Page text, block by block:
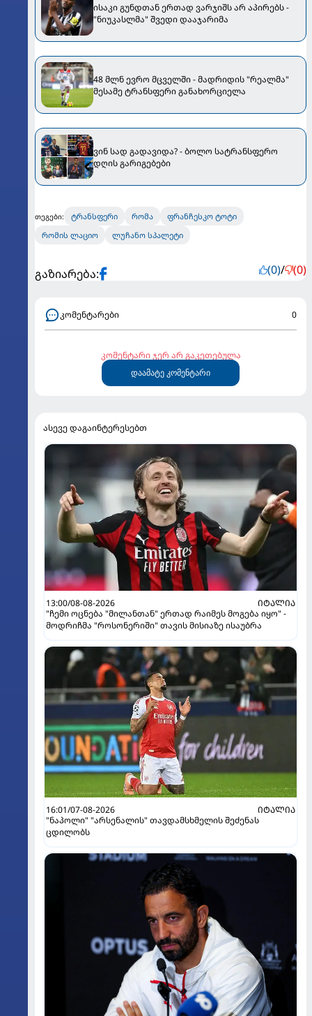
ისაკი გუნდთან ერთად ვარჯიშს არ აპირებს -
"ნიუკასლმა" შვედი დააჯარიმა
48 მლნ ევრო მცველში - მადრიდის "რეალმა"
მესამე ტრანსფერი განახორციელა
ვინ სად გადავიდა? - ბოლო სატრანსფერო
დღის გარიგებები
თეგები: ტრანსფერი რომა
ფრანჩესკო ტოტი
რომის ლაციო
ლუჩანო სპალეტი
გაზიარება: (0)/ (0)
კომენტარები 0
კომენტარი ჯერ არ გაკეთებულა
დაამატე კომენტარი
ასევე დაგაინტერესებთ
13:00/08-08-2026
ᲘᲢᲐᲚᲘᲐ
"ჩემი ოცნება "მილანთან" ერთად რაიმეს მოგება იყო" -
მოდრიჩმა "როსონერიში" თავის მისიაზე ისაუბრა
16:01/07-08-2026
ᲘᲢᲐᲚᲘᲐ
"ნაპოლი" "არსენალის" თავდამსხმელის შეძენას
ცდილობს